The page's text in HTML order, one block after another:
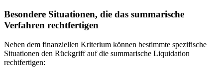
Besondere Situationen, die das summarische
Verfahren rechtfertigen
Neben dem finanziellen Kriterium können bestimmte spezifische
Situationen den Rückgriff auf die summarische Liquidation
rechtfertigen: